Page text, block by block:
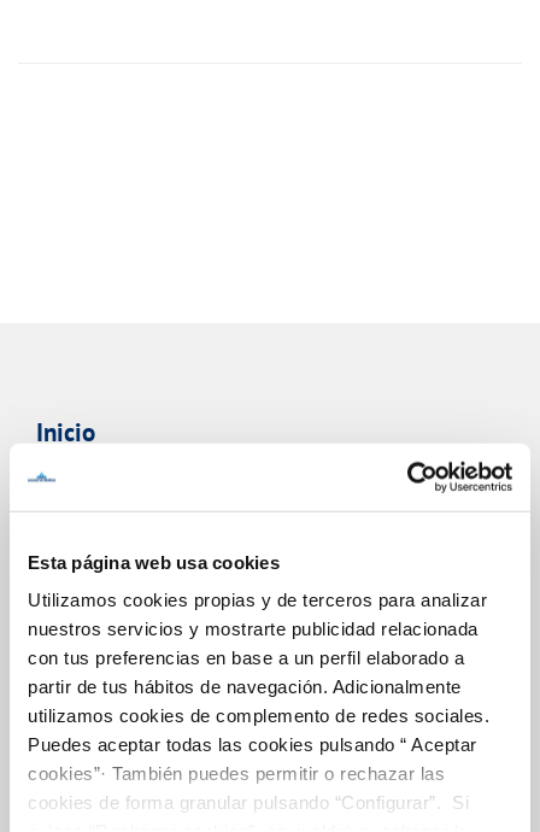
Esta página web usa cookies
Utilizamos cookies propias y de terceros para analizar
nuestros servicios y mostrarte publicidad relacionada
con tus preferencias en base a un perfil elaborado a
partir de tus hábitos de navegación. Adicionalmente
utilizamos cookies de complemento de redes sociales.
Puedes aceptar todas las cookies pulsando “ Aceptar
cookies”· También puedes permitir o rechazar las
cookies de forma granular pulsando “Configurar”. Si
Inicio
BILLS, PAYMENTS AND CONSUMPTION
CONTRACTS
CHANGES TO DETAILS
INCIDENTS